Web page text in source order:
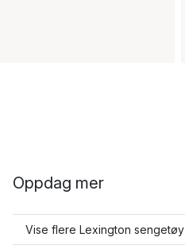
Oppdag mer
Vise flere Lexington sengetøy